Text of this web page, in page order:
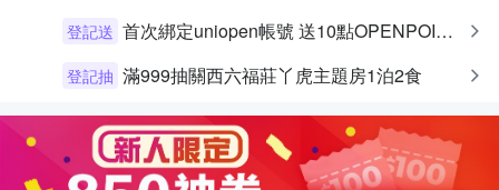
登記送 首次綁定uniopen帳號 送10點OPENPOINT+統一布丁一個
登記抽 滿999抽關西六福莊丫虎主題房1泊2食